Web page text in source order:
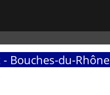
Bouches-du-Rhône